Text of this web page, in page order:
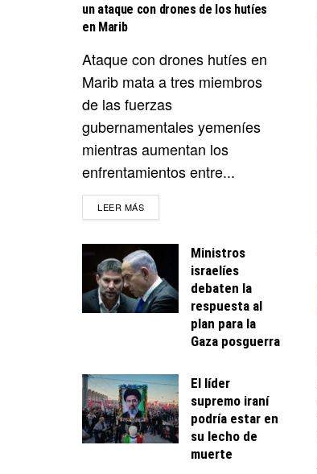
un ataque con drones de los hutíes
en Marib
Ataque con drones hutíes en
Marib mata a tres miembros
de las fuerzas
gubernamentales yemeníes
mientras aumentan los
enfrentamientos entre...
LEER MÁSDETAILS
Ministros
israelíes
debaten la
respuesta al
plan para la
Gaza posguerra
El líder
supremo iraní
podría estar en
su lecho de
muerte